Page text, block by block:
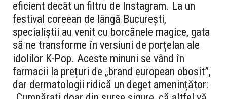
eficient decât un filtru de Instagram. La un
festival coreean de lângă București,
specialiștii au venit cu borcănele magice, gata
să ne transforme în versiuni de porțelan ale
idolilor K-Pop. Aceste minuni se vând în
farmacii la prețuri de „brand european obosit”,
dar dermatologii ridică un deget amenințător: